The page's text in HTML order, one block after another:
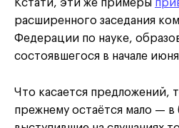
Кстати, эти же примеры
расширенного заседания
Федерации по науке,
состоявшегося в начале
Что касается предложений,
прежнему остаётся мало — в